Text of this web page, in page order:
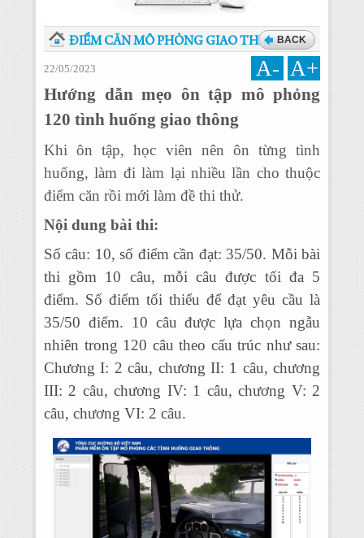
ĐIỂM CĂN MÔ PHỎNG GIAO THÔNGBACK
22/05/2023 A- A+
Hướng dẫn mẹo ôn tập mô phỏng
120 tình huống giao thông
Khi ôn tập, học viên nên ôn từng tình
huống, làm đi làm lại nhiều lần cho thuộc
điểm căn rồi mới làm đề thi thử.
Nội dung bài thi:
Số câu: 10, số điểm cần đạt: 35/50. Mỗi bài
thi gồm 10 câu, mỗi câu được tối đa 5
điểm. Số điểm tối thiểu để đạt yêu cầu là
35/50 điểm. 10 câu được lựa chọn ngẫu
nhiên trong 120 câu theo cấu trúc như sau:
Chương I: 2 câu, chương II: 1 câu, chương
III: 2 câu, chương IV: 1 câu, chương V: 2
câu, chương VI: 2 câu.